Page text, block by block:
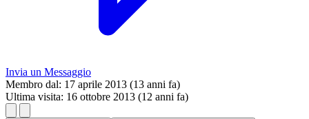
Invia un Messaggio
Membro dal: 17 aprile 2013 (13 anni fa)
Ultima visita: 16 ottobre 2013 (12 anni fa)